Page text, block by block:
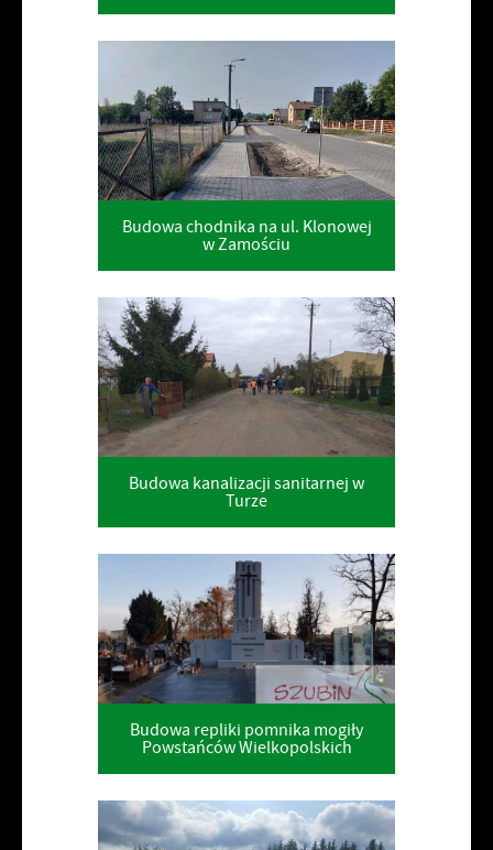
Budowa chodnika na ul. Klonowej
w Zamościu
Budowa kanalizacji sanitarnej w
Turze
Budowa repliki pomnika mogiły
Powstańców Wielkopolskich